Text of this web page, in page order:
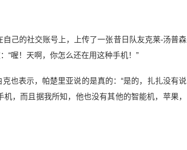
己的社交账号上，上传了一张昔日队友克莱-汤普森
“喔！天啊，你怎么还在用这种手机！”
也表示，帕楚里亚说的是真的：“是的，扎扎没有说
，而且据我所知，他也没有其他的智能机，苹果，